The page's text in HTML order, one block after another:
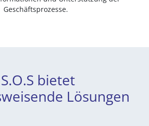
Geschäftsprozesse.
S.O.S bietet
Lösungen